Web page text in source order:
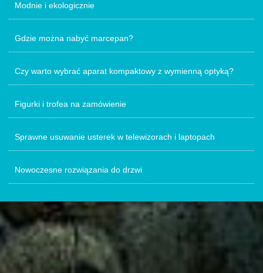
Modnie i ekologicznie
Gdzie można nabyć marcepan?
Czy warto wybrać aparat kompaktowy z wymienną optyką?
Figurki i trofea na zamówienie
Sprawne usuwanie usterek w telewizorach i laptopach
Nowoczesne rozwiązania do drzwi